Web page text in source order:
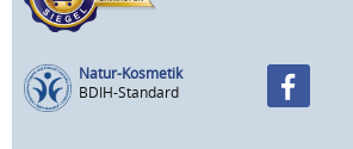
Natur-Kosmetik
BDIH-Standard